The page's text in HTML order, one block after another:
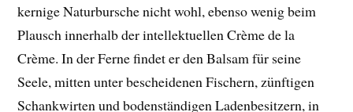
kernige Naturbursche nicht wohl, ebenso wenig beim
Plausch innerhalb der intellektuellen Crème de la
Crème. In der Ferne findet er den Balsam für seine
Seele, mitten unter bescheidenen Fischern, zünftigen
Schankwirten und bodenständigen Ladenbesitzern, in